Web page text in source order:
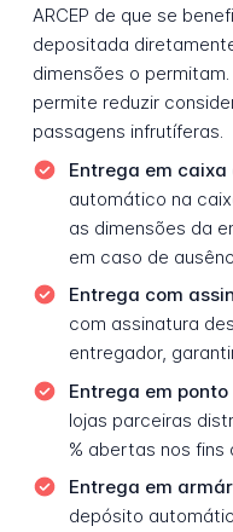
ARCEP de que se
depositada
dimensões o
permite reduzir
passagens infrutíferas.
Entrega em caixa
automático na
as dimensões da
em caso de
Entrega com
com assinatura
entregador,
Entrega em
lojas parceiras
% abertas nos fins
Entrega em
depósito